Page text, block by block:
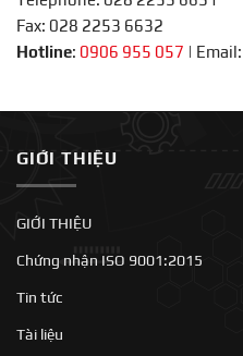
Fax: 028 2253 6632
Hotline: 0906 955 057 |
GIỚI THIỆU
GIỚI THIỆU
Chứng nhận ISO 9001:2015
Tin tức
Tài liệu